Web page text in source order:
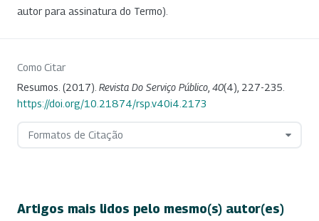
autor para assinatura do Termo).
Como Citar
Resumos. (2017). Revista Do Serviço Público, 40(4), 227-235.
https://doi.org/10.21874/rsp.v40i4.2173
Formatos de Citação
Artigos mais lidos pelo mesmo(s) autor(es)